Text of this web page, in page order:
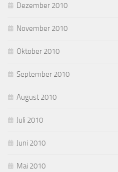
Dezember 2010
November 2010
Oktober 2010
September 2010
August 2010
Juli 2010
Juni 2010
Mai 2010